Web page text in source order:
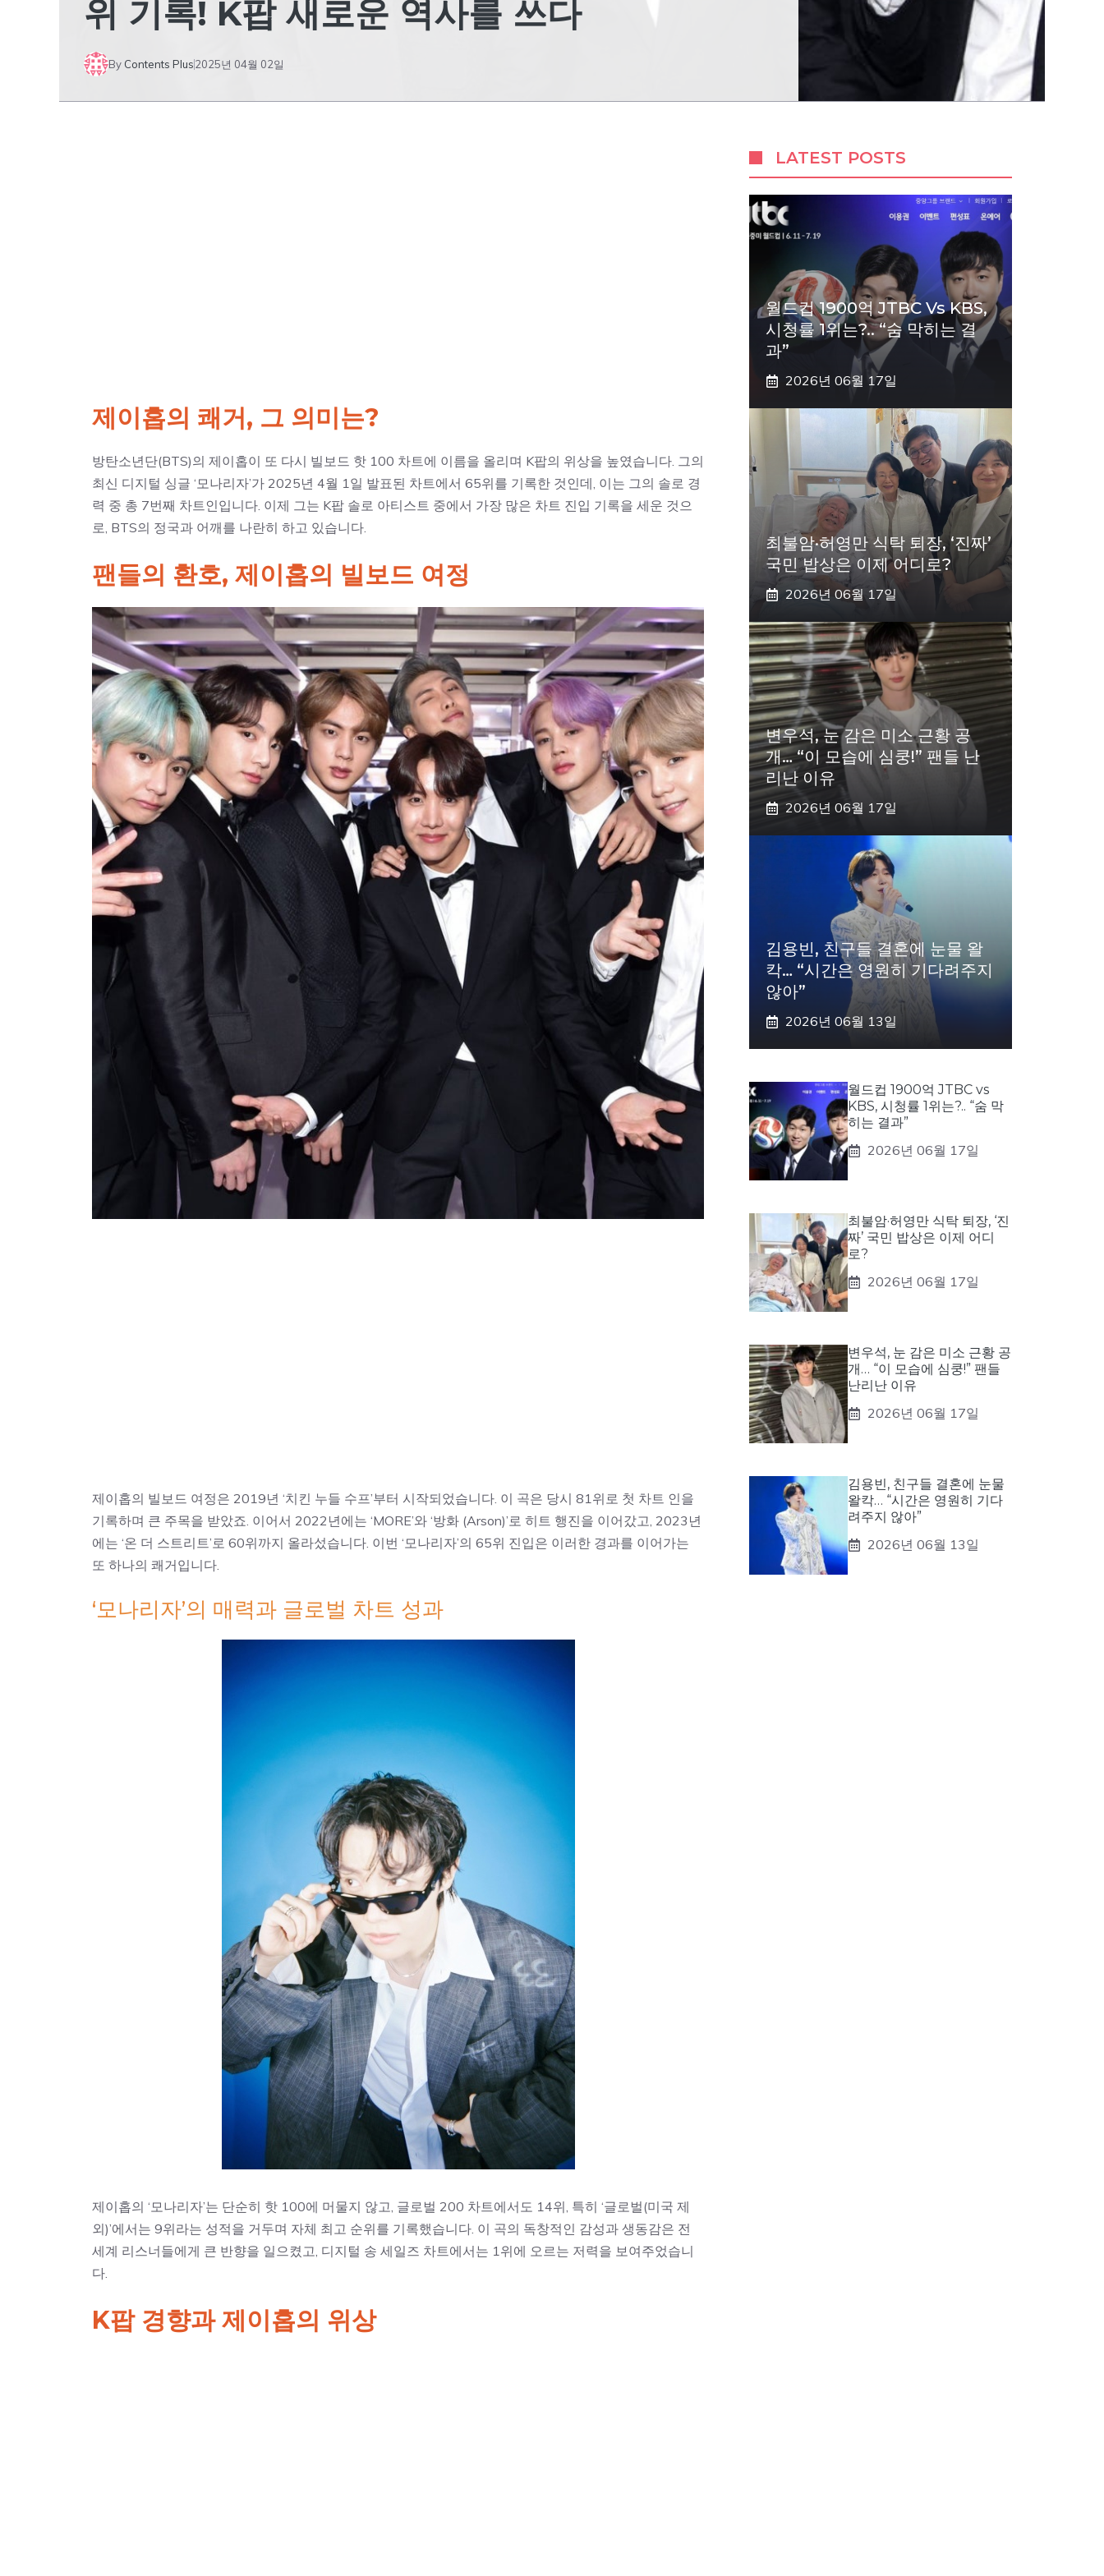
위 기록! K팝 새로운 역사를 쓰다
By Contents Plus2025년 04월 02일
제이홉의 쾌거, 그 의미는?
방탄소년단(BTS)의 제이홉이 또 다시 빌보드 핫 100 차트에 이름을 올리며 K팝의 위상을 높였습니다. 그의
최신 디지털 싱글 ‘모나리자’가 2025년 4월 1일 발표된 차트에서 65위를 기록한 것인데, 이는 그의 솔로 경
력 중 총 7번째 차트인입니다. 이제 그는 K팝 솔로 아티스트 중에서 가장 많은 차트 진입 기록을 세운 것으
로, BTS의 정국과 어깨를 나란히 하고 있습니다.
팬들의 환호, 제이홉의 빌보드 여정
제이홉의 빌보드 여정은 2019년 ‘치킨 누들 수프’부터 시작되었습니다. 이 곡은 당시 81위로 첫 차트 인을
기록하며 큰 주목을 받았죠. 이어서 2022년에는 ‘MORE’와 ‘방화 (Arson)’로 히트 행진을 이어갔고, 2023년
에는 ‘온 더 스트리트’로 60위까지 올라섰습니다. 이번 ‘모나리자’의 65위 진입은 이러한 경과를 이어가는
또 하나의 쾌거입니다.
‘모나리자’의 매력과 글로벌 차트 성과
제이홉의 ‘모나리자’는 단순히 핫 100에 머물지 않고, 글로벌 200 차트에서도 14위, 특히 ‘글로벌(미국 제
외)’에서는 9위라는 성적을 거두며 자체 최고 순위를 기록했습니다. 이 곡의 독창적인 감성과 생동감은 전
세계 리스너들에게 큰 반향을 일으켰고, 디지털 송 세일즈 차트에서는 1위에 오르는 저력을 보여주었습니
다.
K팝 경향과 제이홉의 위상
LATEST POSTS
월드컵 1900억 JTBC Vs KBS,
시청률 1위는?.. “숨 막히는 결
과”
2026년 06월 17일
최불암·허영만 식탁 퇴장, ‘진짜’
국민 밥상은 이제 어디로?
2026년 06월 17일
변우석, 눈 감은 미소 근황 공
개… “이 모습에 심쿵!” 팬들 난
리난 이유
2026년 06월 17일
김용빈, 친구들 결혼에 눈물 왈
칵… “시간은 영원히 기다려주지
않아”
2026년 06월 13일
월드컵 1900억 JTBC vs
KBS, 시청률 1위는?.. “숨 막
히는 결과”
2026년 06월 17일
최불암·허영만 식탁 퇴장, ‘진
짜’ 국민 밥상은 이제 어디
로?
2026년 06월 17일
변우석, 눈 감은 미소 근황 공
개… “이 모습에 심쿵!” 팬들
난리난 이유
2026년 06월 17일
김용빈, 친구들 결혼에 눈물
왈칵… “시간은 영원히 기다
려주지 않아”
2026년 06월 13일